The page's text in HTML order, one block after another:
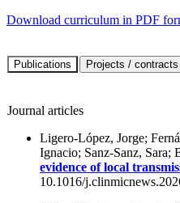
Download curriculum in PDF
Journal articles
Ligero-López, Jorge;
Ignacio; Sanz-Sanz, Sara;
evidence of local
10.1016/